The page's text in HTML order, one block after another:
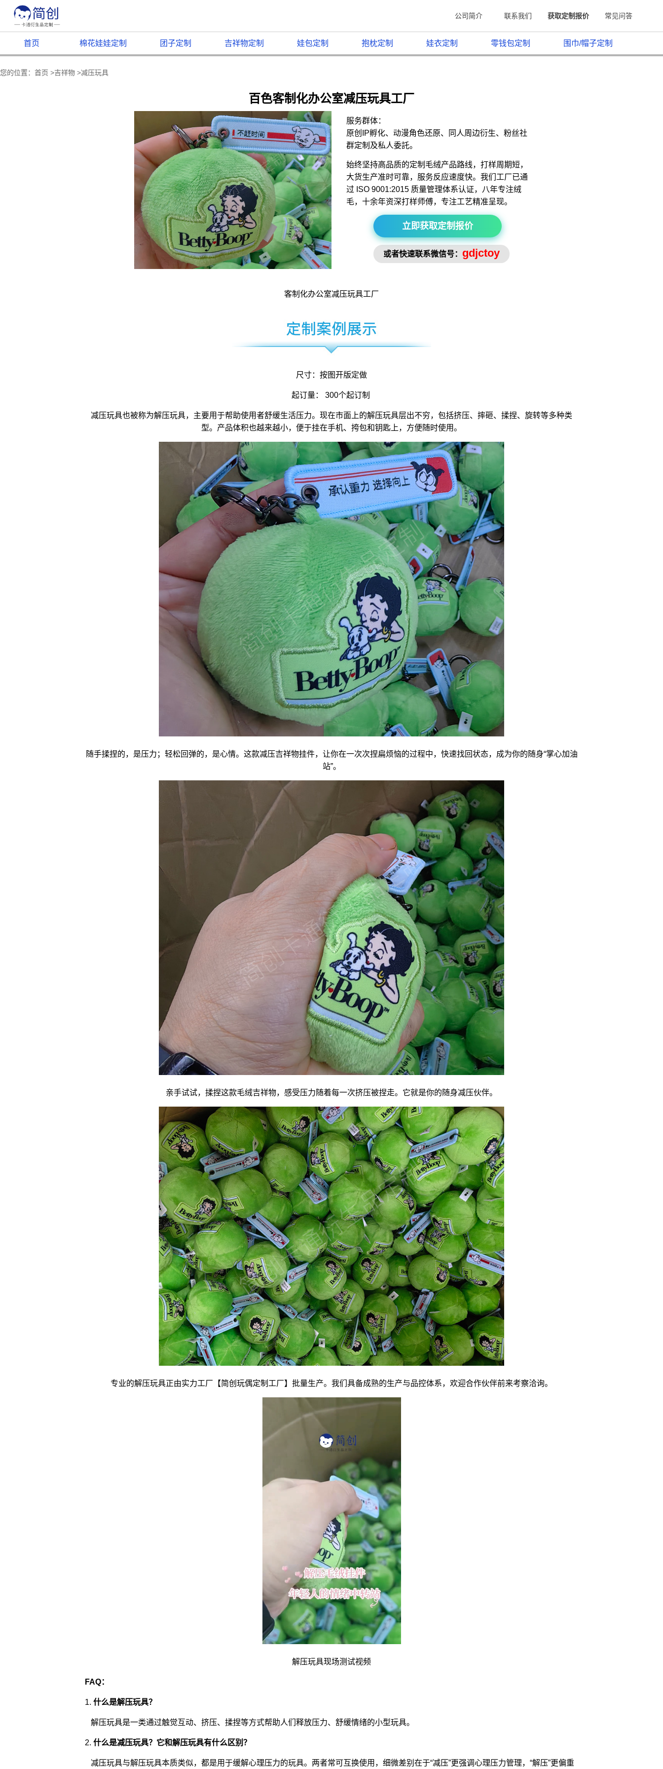
公司简介 联系我们 获取定制报价 常见问答
首页 棉花娃娃定制 团子定制 吉祥物定制 娃包定制 抱枕定制 娃衣定制 零钱包定制 围巾/帽子定制
您的位置： 首页 >吉祥物 >减压玩具
百色客制化办公室减压玩具工厂
服务群体：
原创IP孵化、动漫角色还原、同人周边衍生、粉丝社
群定制及私人委託。
始终坚持高品质的定制毛绒产品路线，打样周期短，
大货生产准时可靠，服务反应速度快。我们工厂已通
过 ISO 9001:2015 质量管理体系认证，八年专注绒
毛，十余年资深打样师傅，专注工艺精准呈现。
立即获取定制报价
或者快速联系微信号： gdjctoy
客制化办公室减压玩具工厂
尺寸：按图开版定做
起订量： 300个起订制
减压玩具也被称为解压玩具，主要用于帮助使用者舒缓生活压力。现在市面上的解压玩具层出不穷，包括挤压、摔砸、揉捏、旋转等多种类
型。产品体积也越来越小，便于挂在手机、挎包和钥匙上，方便随时使用。
随手揉捏的，是压力；轻松回弹的，是心情。这款减压吉祥物挂件，让你在一次次捏扁烦恼的过程中，快速找回状态，成为你的随身“掌心加油
站”。
亲手试试，揉捏这款毛绒吉祥物，感受压力随着每一次挤压被捏走。它就是你的随身减压伙伴。
专业的解压玩具正由实力工厂【简创玩偶定制工厂】批量生产。我们具备成熟的生产与品控体系，欢迎合作伙伴前来考察洽询。
解压玩具现场测试视频
FAQ：
1. 什么是解压玩具？
解压玩具是一类通过触觉互动、挤压、揉捏等方式帮助人们释放压力、舒缓情绪的小型玩具。
2. 什么是减压玩具？它和解压玩具有什么区别？
减压玩具与解压玩具本质类似，都是用于缓解心理压力的玩具。两者常可互换使用，细微差别在于“减压”更强调心理压力管理，“解压”更偏重